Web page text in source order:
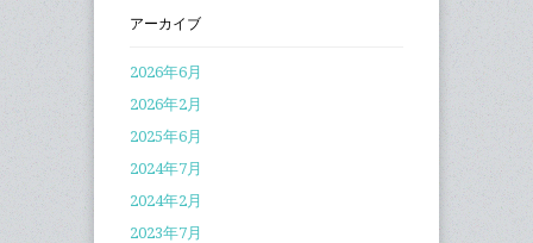
アーカイブ
2026年6月
2026年2月
2025年6月
2024年7月
2024年2月
2023年7月